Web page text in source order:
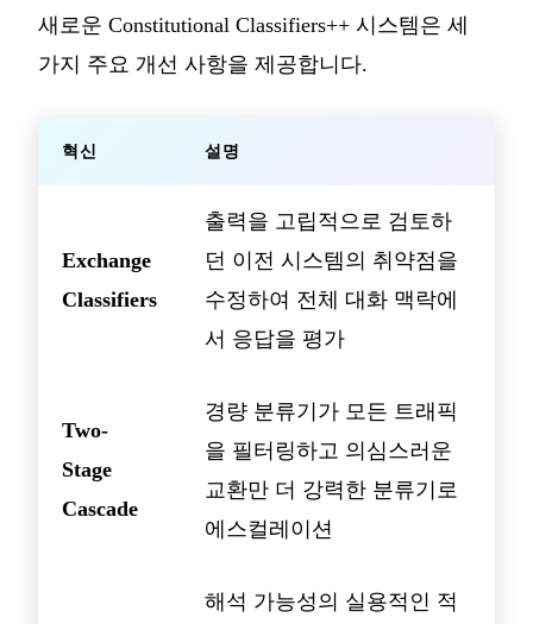
새로운 Constitutional Classifiers++ 시스템은 세
가지 주요 개선 사항을 제공합니다.
혁신 설명
Exchange
Classifiers
출력을 고립적으로 검토하
던 이전 시스템의 취약점을
수정하여 전체 대화 맥락에
서 응답을 평가
Two-
Stage
Cascade
경량 분류기가 모든 트래픽
을 필터링하고 의심스러운
교환만 더 강력한 분류기로
에스컬레이션
해석 가능성의 실용적인 적